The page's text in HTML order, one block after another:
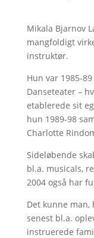
Mikala Bjarnov
mangfoldigt
instruktør.
Hun var 1985-
Danseteater –
etablerede sit
hun 1989-98
Charlotte
Sideløbende
bl.a. musicals,
2004 også har
Det kunne
senest bl.a.
instruerede